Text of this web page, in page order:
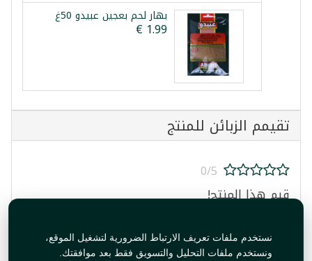
نستخدم ملفات تعريف الارتباط الضرورية لتشغيل الموقع،
ونستخدم ملفات التحليل والتسويق فقط بعد موافقتك.
بهار لحم بعجين عبيدو 50غ
تقيمم الزبائن للمنتج
0/5
قيم هذا المنتج!